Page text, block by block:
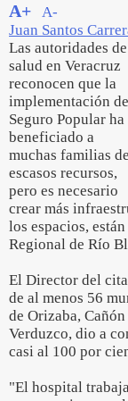
A+
A-
Juan Santos
Las autoridades de
salud en Veracruz
reconocen que la
implementación
Seguro Popular ha
beneficiado a
muchas familias de
escasos recursos,
pero es necesario
crear más
los espacios,
Regional de Río
El Director del
de al menos 56
de Orizaba,
Verduzco, dio a
casi al 100 por
"El hospital